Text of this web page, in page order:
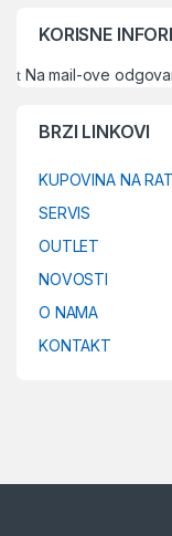
KORISNE
Na mail-ove
BRZI LINKOVI
KUPOVINA NA
SERVIS
OUTLET
NOVOSTI
O NAMA
KONTAKT